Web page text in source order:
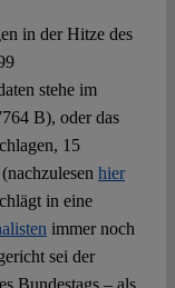
in der Hitze des
stehe im
B), oder das
15
hier
in eine
immer noch
sei der
Bundestags – als